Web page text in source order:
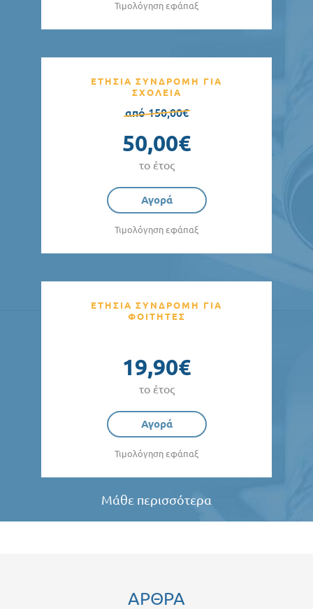
Τιμολόγηση εφάπαξ
ΕΤΗΣΙΑ ΣΥΝΔΡΟΜΗ ΓΙΑ
ΣΧΟΛΕΙΑ
από 150,00€
50,00€
το έτος
Αγορά
Τιμολόγηση εφάπαξ
ΕΤΗΣΙΑ ΣΥΝΔΡΟΜΗ ΓΙΑ
ΦΟΙΤΗΤΕΣ
19,90€
το έτος
Αγορά
Τιμολόγηση εφάπαξ
Μάθε περισσότερα
ΑΡΘΡΑ